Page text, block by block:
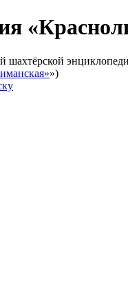
шахтёрской
»)